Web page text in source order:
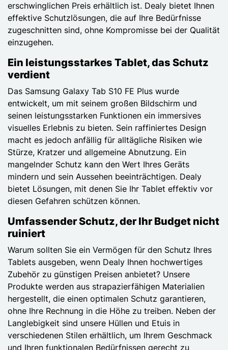
erschwinglichen Preis erhältlich ist. Dealy bietet Ihnen
effektive Schutzlösungen, die auf Ihre Bedürfnisse
zugeschnitten sind, ohne Kompromisse bei der Qualität
einzugehen.
Ein leistungsstarkes Tablet, das Schutz
verdient
Das Samsung Galaxy Tab S10 FE Plus wurde
entwickelt, um mit seinem großen Bildschirm und
seinen leistungsstarken Funktionen ein immersives
visuelles Erlebnis zu bieten. Sein raffiniertes Design
macht es jedoch anfällig für alltägliche Risiken wie
Stürze, Kratzer und allgemeine Abnutzung. Ein
mangelnder Schutz kann den Wert Ihres Geräts
mindern und sein Aussehen beeinträchtigen. Dealy
bietet Lösungen, mit denen Sie Ihr Tablet effektiv vor
diesen Gefahren schützen können.
Umfassender Schutz, der Ihr Budget nicht
ruiniert
Warum sollten Sie ein Vermögen für den Schutz Ihres
Tablets ausgeben, wenn Dealy Ihnen hochwertiges
Zubehör zu günstigen Preisen anbietet? Unsere
Produkte werden aus strapazierfähigen Materialien
hergestellt, die einen optimalen Schutz garantieren,
ohne Ihre Rechnung in die Höhe zu treiben. Neben der
Langlebigkeit sind unsere Hüllen und Etuis in
verschiedenen Stilen erhältlich, um Ihrem Geschmack
und Ihren funktionalen Bedürfnissen gerecht zu